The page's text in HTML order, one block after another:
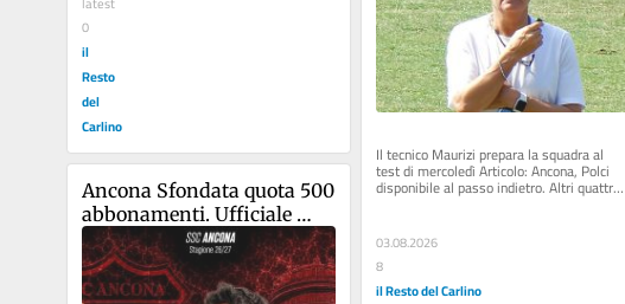
0
il
Resto
del
Carlino
Il tecnico Maurizi prepara la squadra al
test di mercoledì Articolo: Ancona, Polci
disponibile al passo indietro. Altri quattro
imprenditori locali...
03.08.2026
8
il Resto del Carlino
Ancona Sfondata quota 500
abbonamenti. Ufficiale
Chiucchiuini, cambiano le
amichevoli